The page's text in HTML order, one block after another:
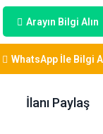
Arayın Bilgi Alın
WhatsApp İle Bilgi
İlanı Paylaş